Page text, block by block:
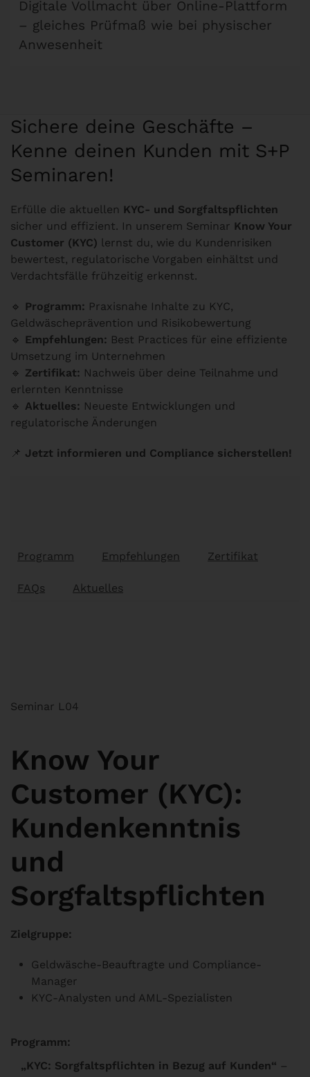
Digitale Vollmacht über Online-Plattform
– gleiches Prüfmaß wie bei physischer
Anwesenheit
Sichere deine Geschäfte –
Kenne deinen Kunden mit S+P
Seminaren!
Erfülle die aktuellen KYC- und Sorgfaltspflichten
sicher und effizient. In unserem Seminar Know Your
Customer (KYC) lernst du, wie du Kundenrisiken
bewertest, regulatorische Vorgaben einhältst und
Verdachtsfälle frühzeitig erkennst.
🔹 Programm: Praxisnahe Inhalte zu KYC,
Geldwäscheprävention und Risikobewertung
🔹 Empfehlungen: Best Practices für eine effiziente
Umsetzung im Unternehmen
🔹 Zertifikat: Nachweis über deine Teilnahme und
erlernten Kenntnisse
🔹 Aktuelles: Neueste Entwicklungen und
regulatorische Änderungen
📌 Jetzt informieren und Compliance sicherstellen!
Programm Empfehlungen Zertifikat
FAQs Aktuelles
Seminar L04
Know Your
Customer (KYC):
Kundenkenntnis
und
Sorgfaltspflichten
Zielgruppe:
Geldwäsche-Beauftragte und Compliance-
Manager
KYC-Analysten und AML-Spezialisten
Programm:
„KYC: Sorgfaltspflichten in Bezug auf Kunden“ –